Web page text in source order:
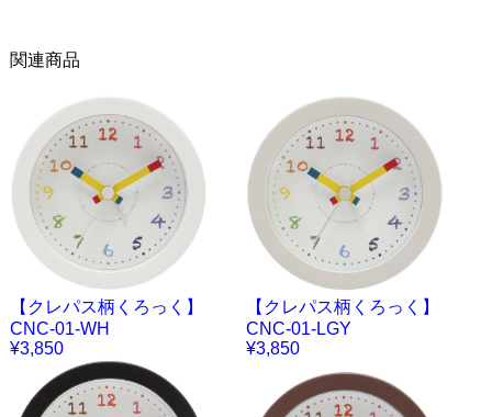
関連商品
【クレパス柄くろっく】
CNC-01-WH
¥3,850
【クレパス柄くろっく】
CNC-01-LGY
¥3,850